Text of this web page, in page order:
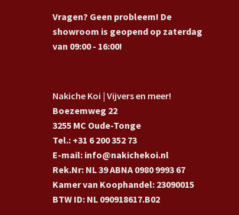
Vragen? Geen probleem! De
showroom is geopend op zaterdag
van 09:00 - 16:00!
Nakiche Koi | Vijvers en meer!
Boezemweg 22
3255 MC Oude-Tonge
Tel.: +31 6 200 352 73
E-mail: info@nakichekoi.nl
Rek.Nr: NL 39 ABNA 0980 9993 67
Kamer van Koophandel: 23090015
BTW ID: NL 090918617.B02